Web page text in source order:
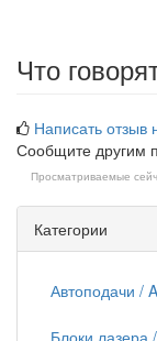
Что
Написать отзыв
Сообщите другим
Просматриваемые
Категории
Автоподачи /
Блоки лазера